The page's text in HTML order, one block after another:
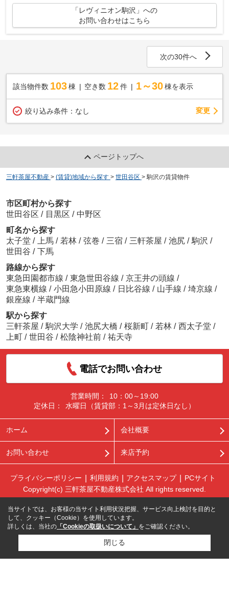
「レヴィニオン駒沢」への
お問い合わせはこちら
次の30件へ
該当物件数 103棟 空き数 12 件 1～30 棟を表示
絞り込み条件： なし 変更
ページトップへ
三軒茶屋不動産 > (賃貸)地域から探す > 世田谷区 > 駒沢の賃貸物件
市区町村から探す
世田谷区 / 目黒区 / 中野区
町名から探す
太子堂 / 上馬 / 若林 / 弦巻 / 三宿 / 三軒茶屋 / 池尻 / 駒沢 /
世田谷 / 下馬
路線から探す
東急田園都市線 / 東急世田谷線 / 京王井の頭線 /
東急東横線 / 小田急小田原線 / 日比谷線 / 山手線 / 埼京線 /
銀座線 / 半蔵門線
駅から探す
三軒茶屋 / 駒沢大学 / 池尻大橋 / 桜新町 / 若林 / 西太子堂 /
上町 / 世田谷 / 松陰神社前 / 祐天寺
電話でお問い合わせ
営業時間：
10：00～19:00
定休日：
水曜日（賃貸部：1～3月は定休日なし）
ホーム 会社概要
お問い合わせ 来店予約
プライバシーポリシー 利用規約 アクセスマップ
PCサイト
Copyright(c) 三軒茶屋不動産株式会社 All rights reserved.
当サイトでは、お客様の当サイト利用状況把握、サービス向上検討を目的と
して、クッキー（Cookie）を使用しています。
詳しくは、当社の 「Cookieの取扱いについて」 をご確認ください。
閉じる